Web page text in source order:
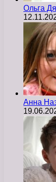
Ольга
Анна